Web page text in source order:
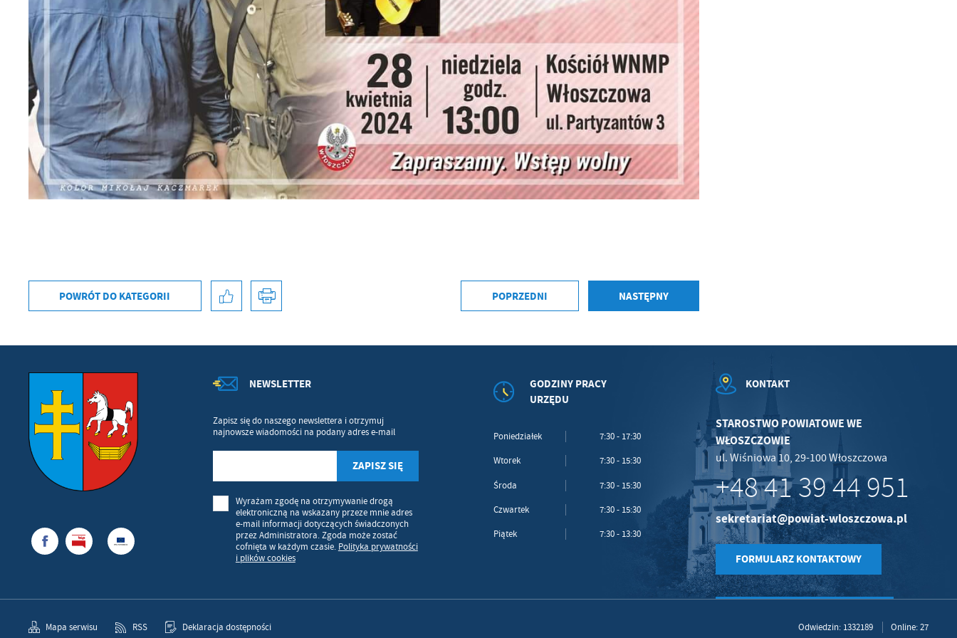
POWRÓT DO KATEGORII POPRZEDNI NASTĘPNY
NEWSLETTER
Zapisz się do naszego newslettera i otrzymuj
najnowsze wiadomości na podany adres e-mail
Wyrażam zgodę na otrzymywanie drogą
elektroniczną na wskazany przeze mnie adres
e-mail informacji dotyczących świadczonych
przez Administratora. Zgoda może zostać
cofnięta w każdym czasie. Polityka prywatności
i plików cookies
GODZINY PRACY
URZĘDU
Poniedziałek 7:30 - 17:30
Wtorek 7:30 - 15:30
Środa 7:30 - 15:30
Czwartek 7:30 - 15:30
Piątek 7:30 - 13:30
KONTAKT
STAROSTWO POWIATOWE WE
WŁOSZCZOWIE
ul. Wiśniowa 10, 29-100 Włoszczowa
+48 41 39 44 951
sekretariat@powiat-wloszczowa.pl
FORMULARZ KONTAKTOWY
Mapa serwisu RSS Deklaracja dostępności Odwiedzin: 1332189 Online: 27
Dzięki reklamowym plikom cookies prezentujemy Ci najciekawsze informacje i aktualności na
stronach naszych partnerów.
Promocyjne pliki cookies służą do prezentowania Ci naszych komunikatów na podstawie
analizy Twoich upodobań oraz Twoich zwyczajów dotyczących przeglądanej witryny
internetowej. Treści promocyjne mogą pojawić się na stronach podmiotów trzecich lub firm
będących naszymi partnerami oraz innych dostawców usług. Firmy te działają w charakterze
pośredników prezentujących nasze treści w postaci wiadomości, ofert, komunikatów mediów
społecznościowych.
Więcej